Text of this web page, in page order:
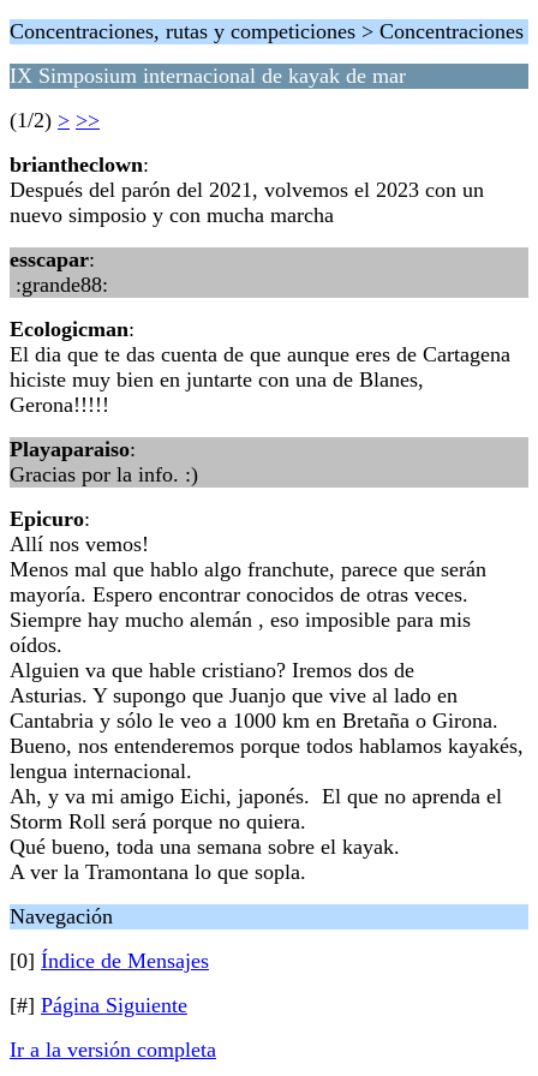
Concentraciones, rutas y competiciones > Concentraciones
IX Simposium internacional de kayak de mar
(1/2) > >>
briantheclown:
Después del parón del 2021, volvemos el 2023 con un
nuevo simposio y con mucha marcha
esscapar:
:grande88:
Ecologicman:
El dia que te das cuenta de que aunque eres de Cartagena
hiciste muy bien en juntarte con una de Blanes,
Gerona!!!!!
Playaparaiso:
Gracias por la info. :)
Epicuro:
Allí nos vemos!
Menos mal que hablo algo franchute, parece que serán
mayoría. Espero encontrar conocidos de otras veces.
Siempre hay mucho alemán , eso imposible para mis
oídos.
Alguien va que hable cristiano? Iremos dos de
Asturias. Y supongo que Juanjo que vive al lado en
Cantabria y sólo le veo a 1000 km en Bretaña o Girona.
Bueno, nos entenderemos porque todos hablamos kayakés,
lengua internacional.
Ah, y va mi amigo Eichi, japonés. El que no aprenda el
Storm Roll será porque no quiera.
Qué bueno, toda una semana sobre el kayak.
A ver la Tramontana lo que sopla.
Navegación
[0] Índice de Mensajes
[#] Página Siguiente
Ir a la versión completa